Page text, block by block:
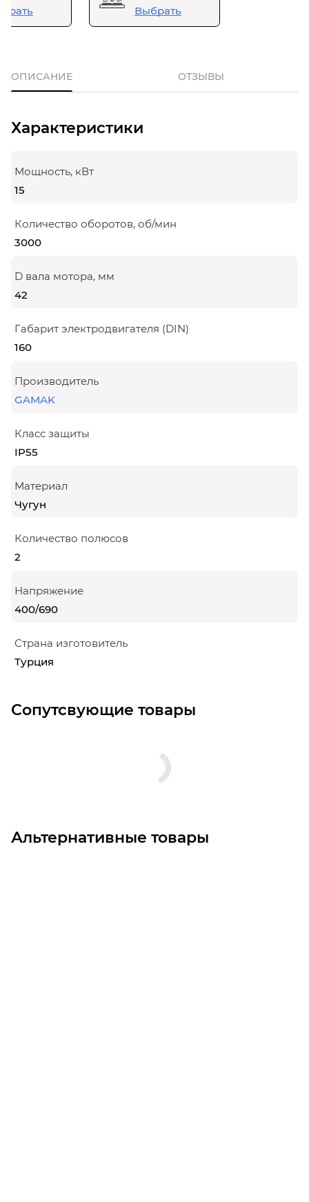
Выбрать
ОПИСАНИЕ ОТЗЫВЫ
Характеристики
Мощность, кВт
15
Количество оборотов, об/мин
3000
D вала мотора, мм
42
Габарит электродвигателя (DIN)
160
Производитель
GAMAK
Класс защиты
IP55
Материал
Чугун
Количество полюсов
2
Напряжение
400/690
Страна изготовитель
Турция
Сопутсвующие товары
Альтернативные товары